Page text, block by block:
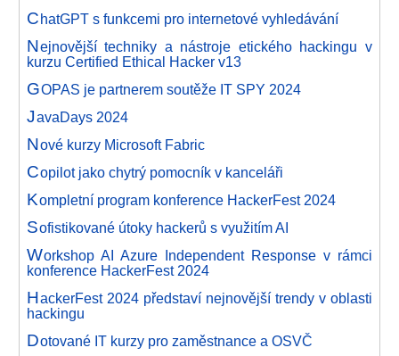
ChatGPT s funkcemi pro internetové vyhledávání
Nejnovější techniky a nástroje etického hackingu v
kurzu Certified Ethical Hacker v13
GOPAS je partnerem soutěže IT SPY 2024
JavaDays 2024
Nové kurzy Microsoft Fabric
Copilot jako chytrý pomocník v kanceláři
Kompletní program konference HackerFest 2024
Sofistikované útoky hackerů s využitím AI
Workshop AI Azure Independent Response v rámci
konference HackerFest 2024
HackerFest 2024 představí nejnovější trendy v oblasti
hackingu
Dotované IT kurzy pro zaměstnance a OSVČ